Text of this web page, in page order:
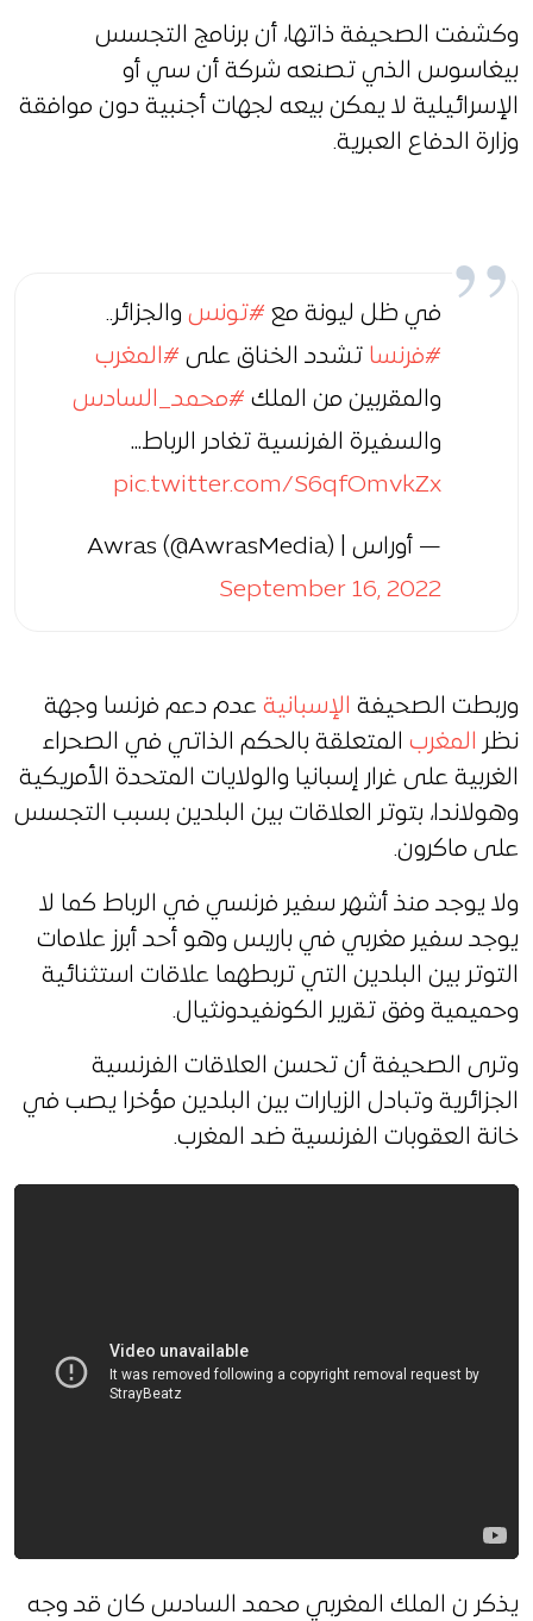
وكشفت الصحيفة ذاتها، أن برنامج التجسس
بيغاسوس الذي تصنعه شركة أن سي أو
الإسرائيلية لا يمكن بيعه لجهات أجنبية دون موافقة
وزارة الدفاع العبرية.
في ظل ليونة مع #تونس والجزائر..
#فرنسا تشدد الخناق على #المغرب
والمقربين من الملك #محمد_السادس
والسفيرة الفرنسية تغادر الرباط…
pic.twitter.com/S6qfOmvkZx
— أوراس | Awras (@AwrasMedia)
September 16, 2022
وربطت الصحيفة الإسبانية عدم دعم فرنسا وجهة
نظر المغرب المتعلقة بالحكم الذاتي في الصحراء
الغربية على غرار إسبانيا والولايات المتحدة الأمريكية
وهولاندا، بتوتر العلاقات بين البلدين بسبب التجسس
على ماكرون.
ولا يوجد منذ أشهر سفير فرنسي في الرباط كما لا
يوجد سفير مغربي في باريس وهو أحد أبرز علامات
التوتر بين البلدين التي تربطهما علاقات استثنائية
وحميمية وفق تقرير الكونفيدونثيال.
وترى الصحيفة أن تحسن العلاقات الفرنسية
الجزائرية وتبادل الزيارات بين البلدين مؤخرا يصب في
خانة العقوبات الفرنسية ضد المغرب.
يذكر ن الملك المغربي محمد السادس كان قد وجه